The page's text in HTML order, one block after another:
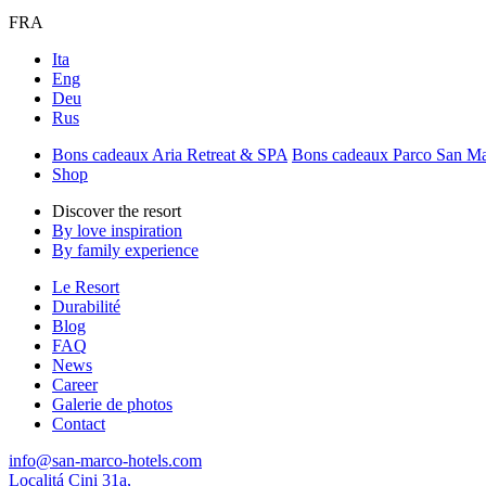
FRA
Ita
Eng
Deu
Rus
Bons cadeaux Aria Retreat & SPA Bons cadeaux Parco San
Shop
Discover the resort
By love inspiration
By family experience
Le Resort
Durabilité
Blog
FAQ
News
Career
Galerie de photos
Contact
info@san-marco-hotels.com
Localitá Cini 31a,